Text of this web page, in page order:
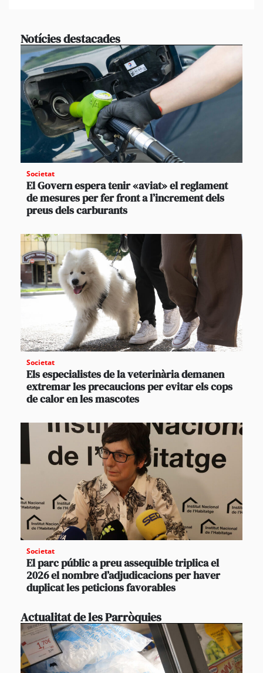
Notícies destacades
Societat
El Govern espera tenir «aviat» el reglament
de mesures per fer front a l’increment dels
preus dels carburants
Societat
Els especialistes de la veterinària demanen
extremar les precaucions per evitar els cops
de calor en les mascotes
Societat
El parc públic a preu assequible triplica el
2026 el nombre d’adjudicacions per haver
duplicat les peticions favorables
Actualitat de les Parròquies